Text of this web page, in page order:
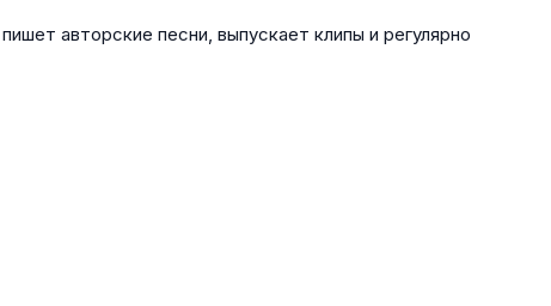
авторские песни, выпускает клипы и регулярно